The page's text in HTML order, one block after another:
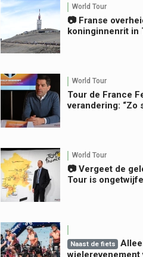
World Tour
📷 Franse
koninginnenrit in
World Tour
Tour de France
verandering: “Zo
World Tour
📷 Vergeet de
Tour is
Naast de fiets
wielerevenement